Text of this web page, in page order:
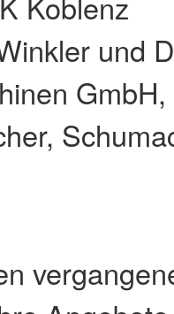
und